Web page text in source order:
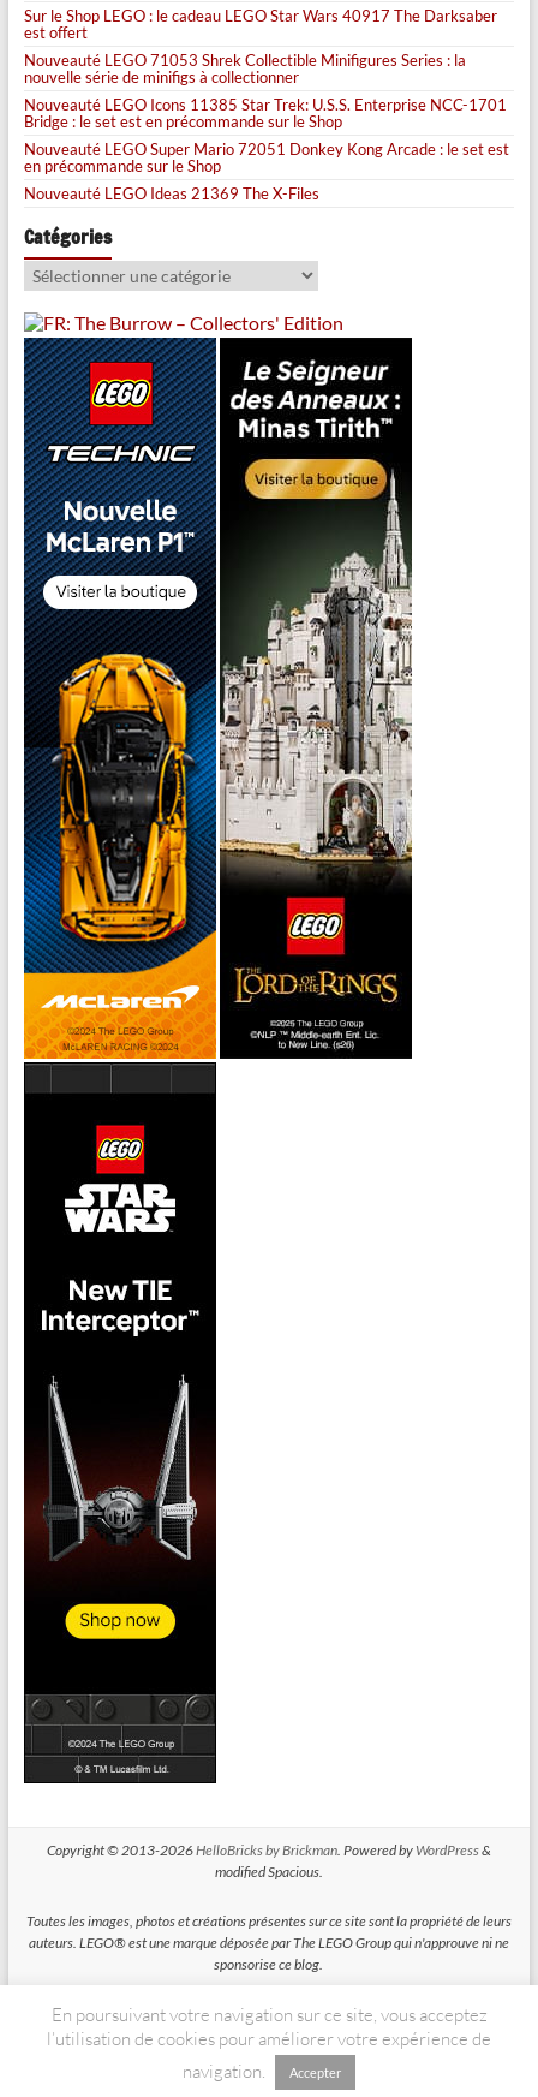
Sur le Shop LEGO : le cadeau LEGO Star Wars 40917 The Darksaber
est offert
Nouveauté LEGO 71053 Shrek Collectible Minifigures Series : la
nouvelle série de minifigs à collectionner
Nouveauté LEGO Icons 11385 Star Trek: U.S.S. Enterprise NCC-1701
Bridge : le set est en précommande sur le Shop
Nouveauté LEGO Super Mario 72051 Donkey Kong Arcade : le set est
en précommande sur le Shop
Nouveauté LEGO Ideas 21369 The X-Files
Catégories
Catégories
Copyright © 2013-2026HelloBricks by Brickman. Powered by WordPress&
modified Spacious.
Toutes les images, photos et créations présentes sur ce site sont la propriété de leurs
auteurs. LEGO® est une marque déposée par The LEGO Group qui n'approuve ni ne
sponsorise ce blog.
HelloBricks participe au Programme Partenaires d'Amazon EU, un programme
d'affiliation conçu pour permettre à des sites de percevoir une rémunération grace à
la création de liens vers Amazon.fr
En poursuivant votre navigation sur ce site, vous acceptez
l’utilisation de cookies pour améliorer votre expérience de
navigation.
Accepter